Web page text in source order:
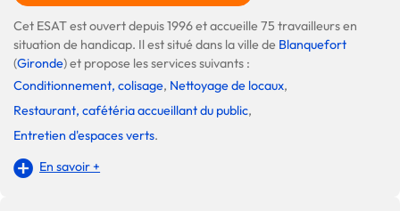
Cet ESAT est ouvert depuis 1996 et accueille 75 travailleurs en
situation de handicap. Il est situé dans la ville de Blanquefort
(Gironde) et propose les services suivants :
Conditionnement, colisage, Nettoyage de locaux,
Restaurant, cafétéria accueillant du public,
Entretien d'espaces verts.
En savoir +